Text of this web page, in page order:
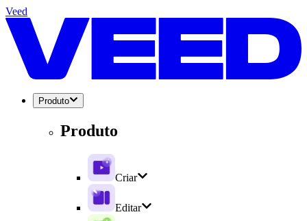
Veed
Produto
Produto
Criar
Editar